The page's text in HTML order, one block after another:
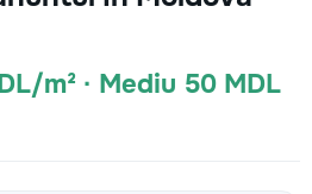
m² · Mediu 50 MDL